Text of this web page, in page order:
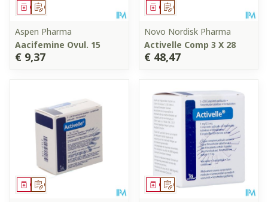
Op voorschrift
Geneesmiddel
Aspen Pharma
Aacifemine Ovul. 15
€ 9,37
Op voorschrift
Geneesmiddel
Novo Nordisk Pharma
Activelle Comp 3 X 28
€ 48,47
Op voorschrift
Geneesmiddel Op voorschrift
Geneesmiddel